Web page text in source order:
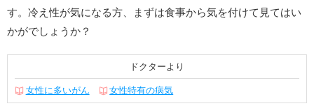
す。冷え性が気になる方、まずは食事から気を付けて見てはい
かがでしょうか？
ドクターより
女性に多いがん 女性特有の病気